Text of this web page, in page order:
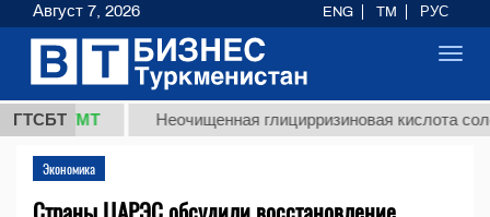
ГТСБТ
ТМТ Неочищенная глицирризиновая кислота
Экономика
Август 7, 2026 ENG TM РУС